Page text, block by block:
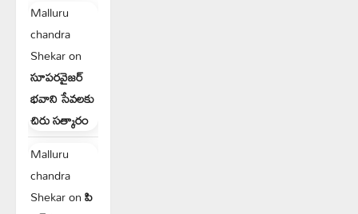
Malluru
chandra
Shekaron
సూపరవైజర్
భవాని సేవలకు
చిరు సత్కారం
Malluru
chandra
Shekaronపి